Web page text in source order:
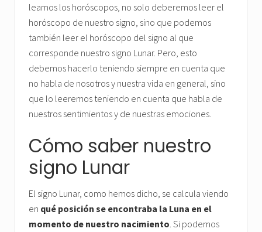
leamos los horóscopos, no solo deberemos leer el
horóscopo de nuestro signo, sino que podemos
también leer el horóscopo del signo al que
corresponde nuestro signo Lunar. Pero, esto
debemos hacerlo teniendo siempre en cuenta que
no habla de nosotros y nuestra vida en general, sino
que lo leeremos teniendo en cuenta que habla de
nuestros sentimientos y de nuestras emociones.
Cómo saber nuestro
signo Lunar
El signo Lunar, como hemos dicho, se calcula viendo
en qué posición se encontraba la Luna en el
momento de nuestro nacimiento . Si podemos